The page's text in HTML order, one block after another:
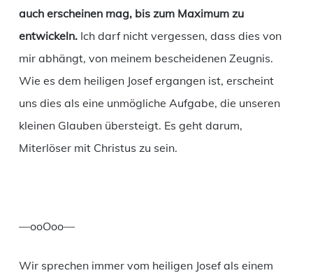
auch erscheinen mag, bis zum Maximum zu
entwickeln.Ich darf nicht vergessen, dass dies von
mir abhängt, von meinem bescheidenen Zeugnis.
Wie es dem heiligen Josef ergangen ist, erscheint
uns dies als eine unmögliche Aufgabe, die unseren
kleinen Glauben übersteigt. Es geht darum,
Miterlöser mit Christus zu sein.
—ooOoo—
Wir sprechen immer vom heiligen Josef als einem